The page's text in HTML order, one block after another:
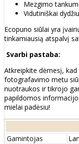
Mezgimo
Vidutiniškai
Ecopuno siūlai yra
tinkamiausią atspalvį
Svarbi pastaba:
Atkreipkite dėmesį,
fotografavimo metu
nuotraukos ir tikrojo
papildomos
mielai padėsiu!
Gamintojas